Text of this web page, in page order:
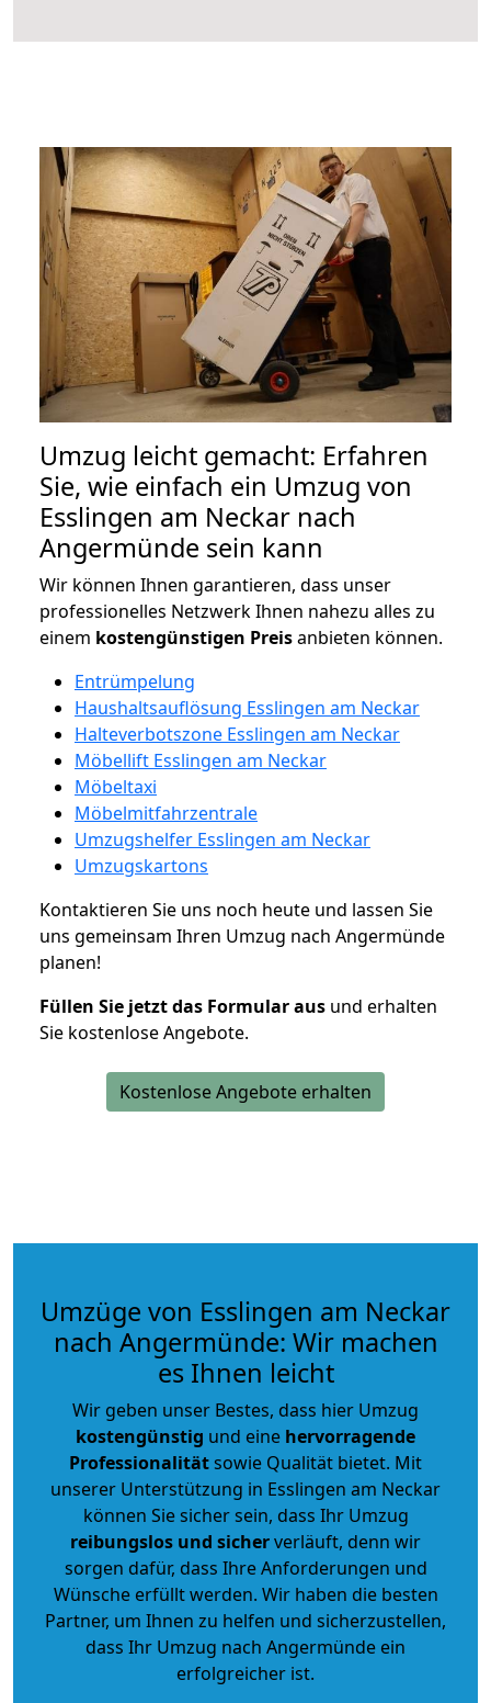
Umzug leicht gemacht: Erfahren
Sie, wie einfach ein Umzug von
Esslingen am Neckar nach
Angermünde sein kann
Wir können Ihnen garantieren, dass unser
professionelles Netzwerk Ihnen nahezu alles zu
einem kostengünstigen Preisanbieten können.
Entrümpelung
Haushaltsauflösung Esslingen am Neckar
Halteverbotszone Esslingen am Neckar
Möbellift Esslingen am Neckar
Möbeltaxi
Möbelmitfahrzentrale
Umzugshelfer Esslingen am Neckar
Umzugskartons
Kontaktieren Sie uns noch heute und lassen Sie
uns gemeinsam Ihren Umzug nach Angermünde
planen!
Füllen Sie jetzt das Formular aus und erhalten
Sie kostenlose Angebote.
Kostenlose Angebote erhalten
Umzüge von Esslingen am Neckar
nach Angermünde: Wir machen
es Ihnen leicht
Wir geben unser Bestes, dass hier Umzug
kostengünstig und eine hervorragende
Professionalitätsowie Qualität bietet. Mit
unserer Unterstützung in Esslingen am Neckar
können Sie sicher sein, dass Ihr Umzug
reibungslos und sicherverläuft, denn wir
sorgen dafür, dass Ihre Anforderungen und
Wünsche erfüllt werden. Wir haben die besten
Partner, um Ihnen zu helfen und sicherzustellen,
dass Ihr Umzug nach Angermünde ein
erfolgreicher ist.